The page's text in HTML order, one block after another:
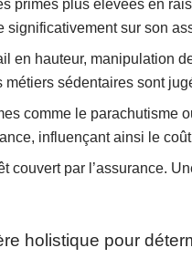
primes plus élevées en
sur son
en hauteur, manipulation
sédentaires sont
comme le parachutisme
influençant ainsi le
couvert par l’assurance.
holistique pour